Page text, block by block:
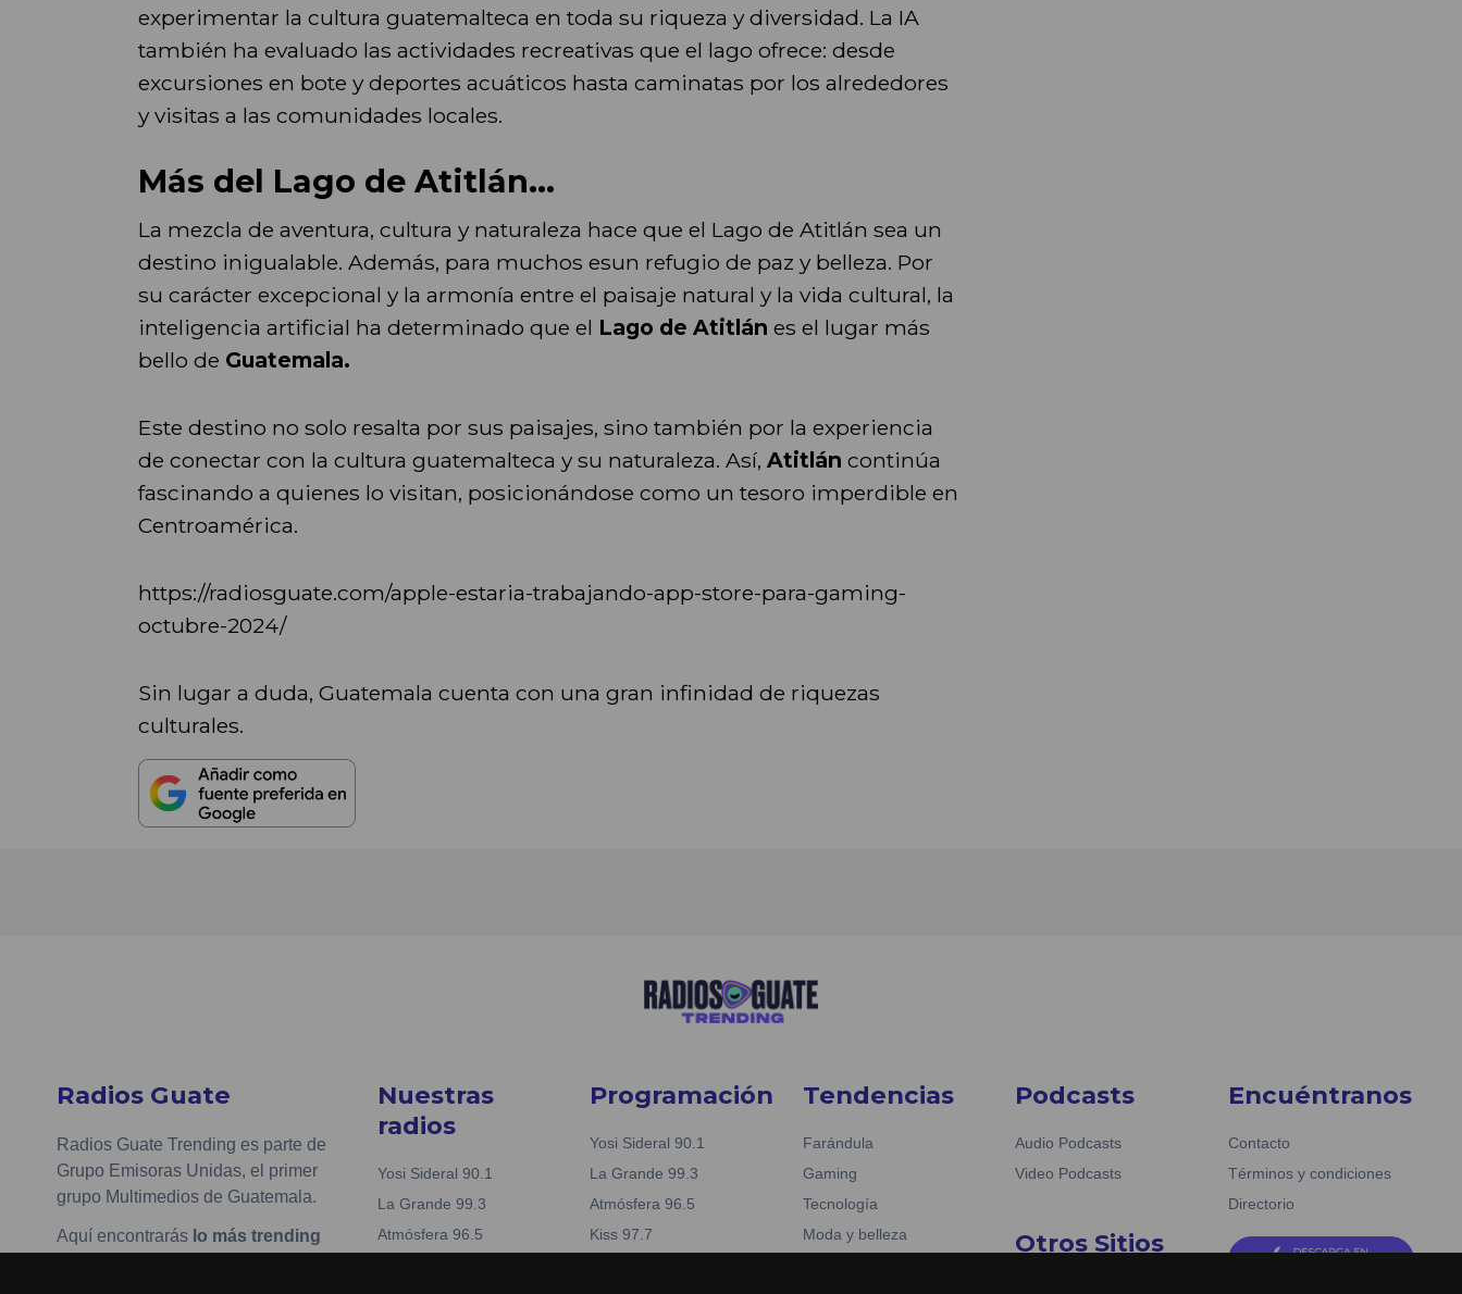
experimentar la cultura guatemalteca en toda su riqueza y diversidad. La IA
también ha evaluado las actividades recreativas que el lago ofrece: desde
excursiones en bote y deportes acuáticos hasta caminatas por los alrededores
y visitas a las comunidades locales.
Más del Lago de Atitlán...
La mezcla de aventura, cultura y naturaleza hace que el Lago de Atitlán sea un
destino inigualable. Además, para muchos esun refugio de paz y belleza. Por
su carácter excepcional y la armonía entre el paisaje natural y la vida cultural, la
inteligencia artificial ha determinado que el Lago de Atitlán es el lugar más
bello de Guatemala.
Este destino no solo resalta por sus paisajes, sino también por la experiencia
de conectar con la cultura guatemalteca y su naturaleza. Así, Atitlán continúa
fascinando a quienes lo visitan, posicionándose como un tesoro imperdible en
Centroamérica.
https://radiosguate.com/apple-estaria-trabajando-app-store-para-gaming-
octubre-2024/
Sin lugar a duda, Guatemala cuenta con una gran infinidad de riquezas
culturales.
Radios Guate
Radios Guate Trending es parte de
Grupo Emisoras Unidas, el primer
grupo Multimedios de Guatemala.
Aquí encontrarás lo más trending
Nuestras
radios
Yosi Sideral 90.1
La Grande 99.3
Atmósfera 96.5
Programación
Yosi Sideral 90.1
La Grande 99.3
Atmósfera 96.5
Kiss 97.7
Tendencias
Farándula
Gaming
Tecnología
Moda y belleza
Podcasts
Audio Podcasts
Video Podcasts
Otros Sitios
Encuéntranos
Contacto
Términos y condiciones
Directorio